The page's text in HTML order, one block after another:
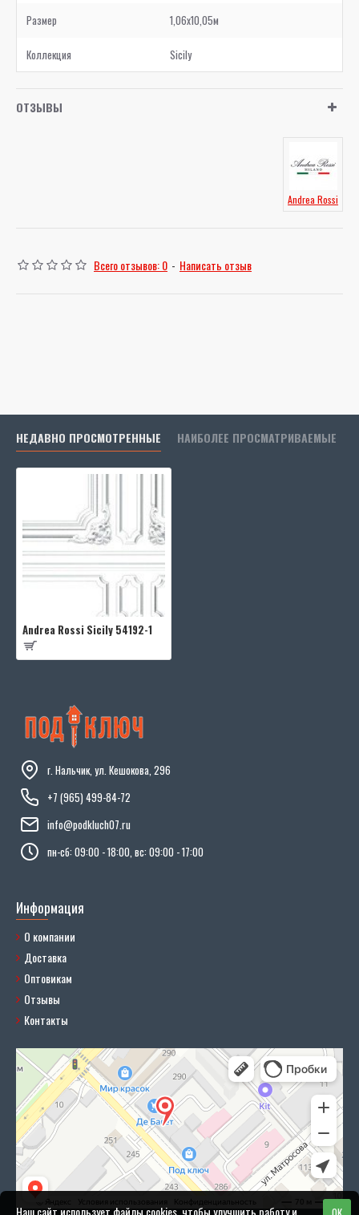
Размер 1,06x10,05м
Коллекция Sicily
ОТЗЫВЫ
Andrea Rossi
Всего отзывов: 0 - Написать отзыв
НЕДАВНО ПРОСМОТРЕННЫЕ НАИБОЛЕЕ ПРОСМАТРИВАЕМЫЕ
Andrea Rossi Sicily 54192-1
г. Нальчик, ул. Кешокова, 296
+7 (965) 499-84-72
info@podkluch07.ru
пн-сб: 09:00 - 18:00, вс: 09:00 - 17:00
Информация
О компании
Доставка
Оптовикам
Отзывы
Контакты
Наш сайт использует файлы cookies, чтобы улучшить работу и